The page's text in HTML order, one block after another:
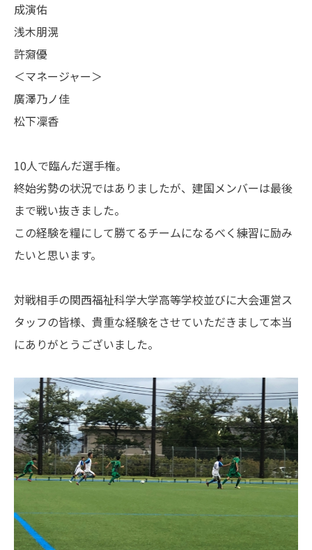
成演佑
浅木朋滉
許奫優
＜マネージャー＞
廣澤乃ノ佳
松下凜香
10人で臨んだ選手権。
終始劣勢の状況ではありましたが、建国メンバーは最後
まで戦い抜きました。
この経験を糧にして勝てるチームになるべく練習に励み
たいと思います。
対戦相手の関西福祉科学大学高等学校並びに大会運営ス
タッフの皆様、貴重な経験をさせていただきまして本当
にありがとうございました。